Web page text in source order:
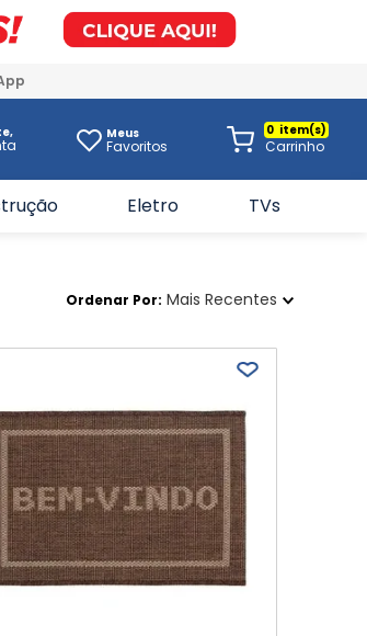
Meus
Favoritos
0
Eletro TVs
Ordenar Por Mais Recentes